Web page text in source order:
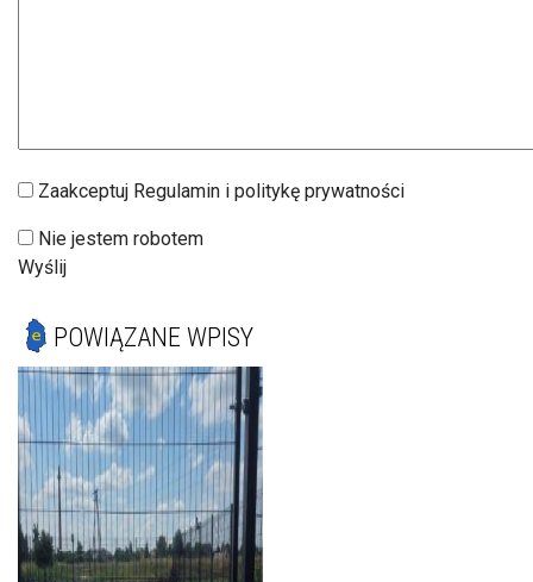
Zaakceptuj Regulamin i politykę prywatności
Nie jestem robotem
Wyślij
POWIĄZANE WPISY